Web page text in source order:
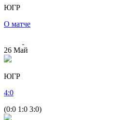
ЮГР
О матче
26 Май
ЮГР
4:0
(0:0 1:0 3:0)